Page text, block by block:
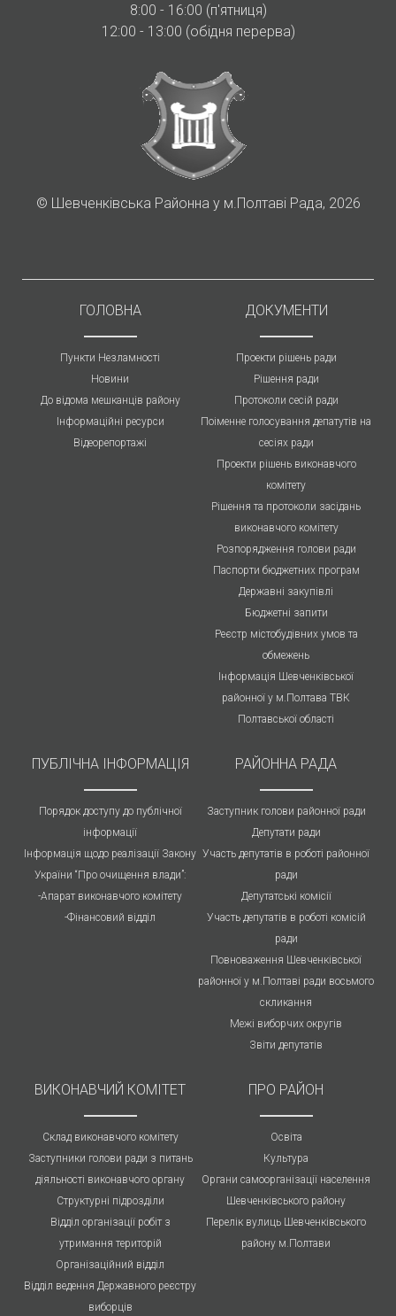
8:00 - 16:00 (п'ятниця)
12:00 - 13:00 (обідня перерва)
© Шевченківська Районна у м.Полтаві Рада, 2026
ГОЛОВНА
Пункти Незламності
Новини
До відома мешканців району
Інформаційні ресурси
Відеорепортажі
ДОКУМЕНТИ
Проекти рішень ради
Рішення ради
Протоколи cесій ради
Поіменне голосування депатутів на
сесіях ради
Проекти рішень виконавчого
комітету
Рішення та протоколи засідань
виконавчого комітету
Розпорядження голови ради
Паспорти бюджетних програм
Державні закупівлі
Бюджетні запити
Реєстр містобудівних умов та
обмежень
Інформація Шевченківської
районної у м.Полтава ТВК
Полтавської області
ПУБЛIЧНА IНФОРМАЦІЯ
Порядок доступу до публічної
інформації
Інформація щодо реалізації Закону
України “Про очищення влади”:
-Апарат виконавчого комітету
-Фінансовий відділ
РАЙОННА РАДА
Заступник голови районної ради
Депутати ради
Участь депутатів в роботі районної
ради
Депутатські комісії
Участь депутатів в роботі комісій
ради
Повноваження Шевченківської
районної у м.Полтаві ради восьмого
скликання
Межі виборчих округів
Звіти депутатів
ВИКОНАВЧИЙ КОМІТЕТ
Склад виконавчого комітету
Заступники голови ради з питань
діяльності виконавчого органу
Структурні підрозділи
Відділ організації робіт з
утримання територій
Організаційний відділ
Відділ ведення Державного реєстру
виборців
ПРО РАЙОН
Освіта
Культура
Органи самоорганізації населення
Шевченківського району
Перелік вулиць Шевченківського
району м.Полтави